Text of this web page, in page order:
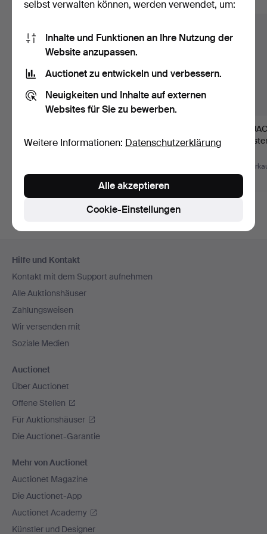
(Amtsmeister in
(Meister in Stockholm
-
Navigation
Hilfe und Kontakt
Kontakt mit dem Support aufnehmen
Alle Auktionshäuser
Zahlungsweisen
Wir versenden mit
Soziale Medien
Auctionet
Über Auctionet
Offene Stellen
Für Auktionshäuser
Die Auctionet-Garantie
Mehr von Auctionet
Auctionet Magazine
Die Auctionet-App
Auctionet Academy
Künstler und Designer
selbst verwalten können, werden verwendet, um:
Inhalte und Funktionen an Ihre Nutzung der
Website anzupassen.
Auctionet zu entwickeln und verbessern.
Neuigkeiten und Inhalte auf externen
Websites für Sie zu bewerben.
Weitere Informationen: Datenschutzerklärung
Cookie-Einstellungen
Alle akzeptieren